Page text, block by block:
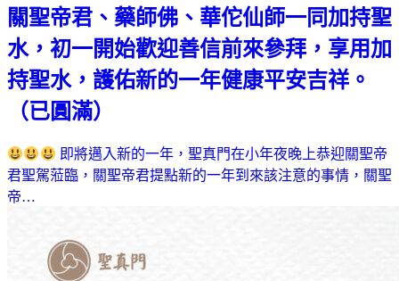
關聖帝君、藥師佛、華佗仙師一同加持聖
水，初一開始歡迎善信前來參拜，享用加
持聖水，護佑新的一年健康平安吉祥。
（已圓滿）
即將邁入新的一年，聖真門在小年夜晚上恭迎關聖帝
君聖駕蒞臨，關聖帝君提點新的一年到來該注意的事情，關聖
帝…